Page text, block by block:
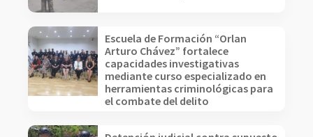
Escuela de Formación “Orlan
Arturo Chávez” fortalece
capacidades investigativas
mediante curso especializado en
herramientas criminológicas para
el combate del delito